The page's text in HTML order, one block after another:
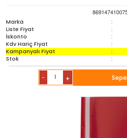
Marka
:
Liste Fiyat :
İskonto :
Kdv Hariç Fiyat :
Kampanyalı Fiyat :
Stok :
- +